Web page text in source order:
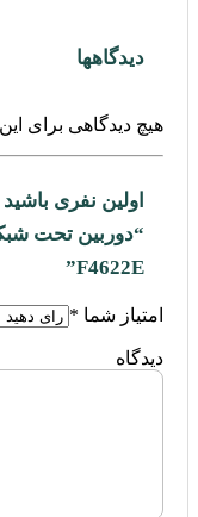
دیدگاهها
هیچ دیدگاهی برای
اولین نفری
F4622E”
امتیاز شما *